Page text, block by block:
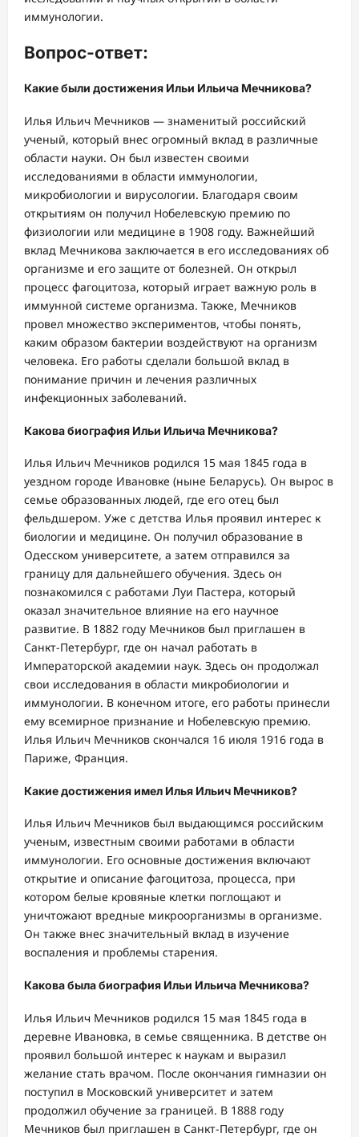
иммунологии.
Вопрос-ответ:
Какие были достижения Ильи Ильича Мечникова?
Илья Ильич Мечников — знаменитый российский
ученый, который внес огромный вклад в различные
области науки. Он был известен своими
исследованиями в области иммунологии,
микробиологии и вирусологии. Благодаря своим
открытиям он получил Нобелевскую премию по
физиологии или медицине в 1908 году. Важнейший
вклад Мечникова заключается в его исследованиях об
организме и его защите от болезней. Он открыл
процесс фагоцитоза, который играет важную роль в
иммунной системе организма. Также, Мечников
провел множество экспериментов, чтобы понять,
каким образом бактерии воздействуют на организм
человека. Его работы сделали большой вклад в
понимание причин и лечения различных
инфекционных заболеваний.
Какова биография Ильи Ильича Мечникова?
Илья Ильич Мечников родился 15 мая 1845 года в
уездном городе Ивановке (ныне Беларусь). Он вырос в
семье образованных людей, где его отец был
фельдшером. Уже с детства Илья проявил интерес к
биологии и медицине. Он получил образование в
Одесском университете, а затем отправился за
границу для дальнейшего обучения. Здесь он
познакомился с работами Луи Пастера, который
оказал значительное влияние на его научное
развитие. В 1882 году Мечников был приглашен в
Санкт-Петербург, где он начал работать в
Императорской академии наук. Здесь он продолжал
свои исследования в области микробиологии и
иммунологии. В конечном итоге, его работы принесли
ему всемирное признание и Нобелевскую премию.
Илья Ильич Мечников скончался 16 июля 1916 года в
Париже, Франция.
Какие достижения имел Илья Ильич Мечников?
Илья Ильич Мечников был выдающимся российским
ученым, известным своими работами в области
иммунологии. Его основные достижения включают
открытие и описание фагоцитоза, процесса, при
котором белые кровяные клетки поглощают и
уничтожают вредные микроорганизмы в организме.
Он также внес значительный вклад в изучение
воспаления и проблемы старения.
Какова была биография Ильи Ильича Мечникова?
Илья Ильич Мечников родился 15 мая 1845 года в
деревне Ивановка, в семье священника. В детстве он
проявил большой интерес к наукам и выразил
желание стать врачом. После окончания гимназии он
поступил в Московский университет и затем
продолжил обучение за границей. В 1888 году
Мечников был приглашен в Санкт-Петербург, где он